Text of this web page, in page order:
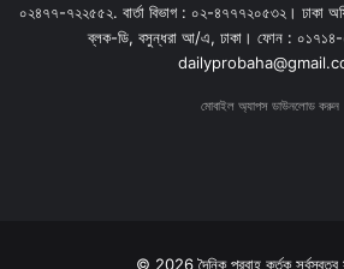
০২৪৭৭-৭২২৫৫২. বার্তা বিভাগ : ০২-৪৭৭৭২০৫৩২। ঢাকা
ব্লক-ডি, বসুন্ধরা আ/এ, ঢাকা। ফোন :
মোবাইল অ্যাপস ডাউনলোড করুন
© 2026 দৈনিক প্রবাহ কর্তৃক সর্বস্বত্ব